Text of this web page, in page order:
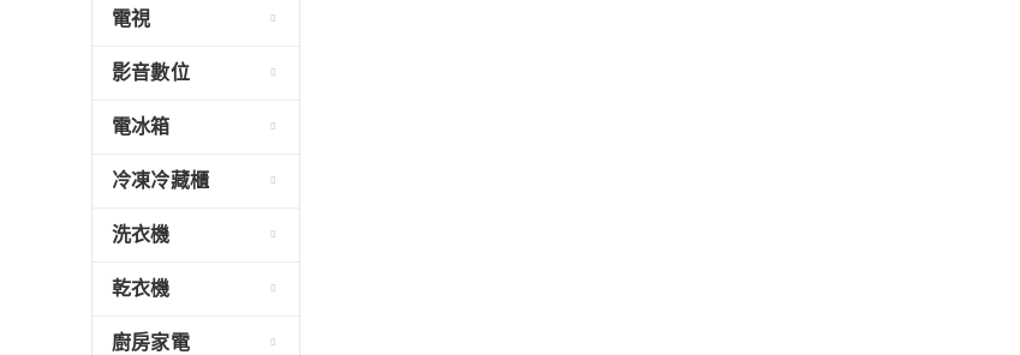
電視
影音數位
電冰箱
冷凍冷藏櫃
洗衣機
乾衣機
廚房家電